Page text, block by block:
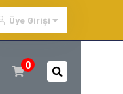
Üye Girişi
0